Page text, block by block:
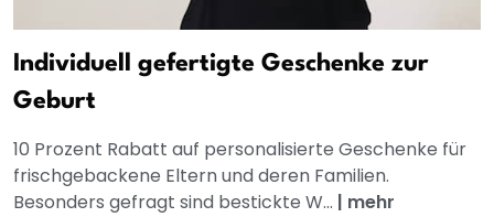
Individuell gefertigte Geschenke zur
Geburt
10 Prozent Rabatt auf personalisierte Geschenke für
frischgebackene Eltern und deren Familien.
Besonders gefragt sind bestickte W... | mehr